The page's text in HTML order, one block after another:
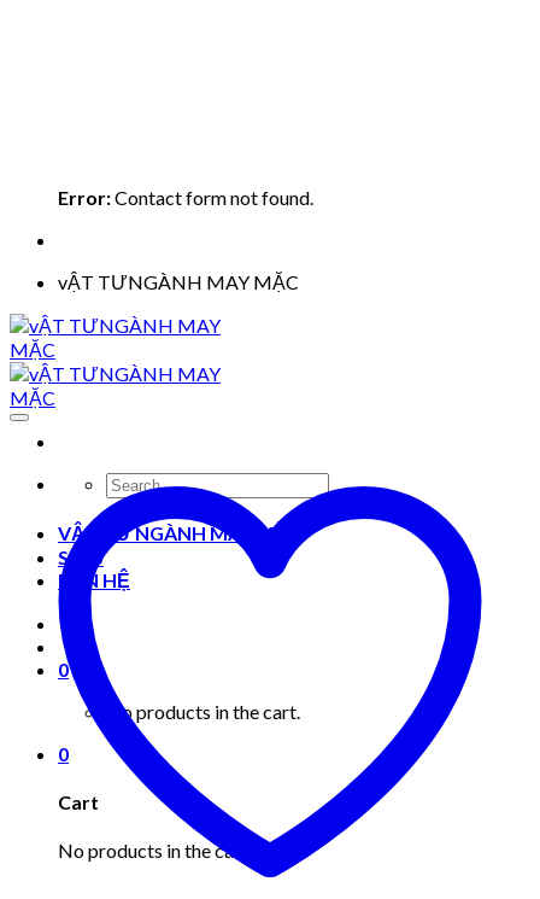
Error:Contact form not found.
vẬT TƯNGÀNH MAY MẶC
Search
for:
VẬT TƯ NGÀNH MAY MẶC
Shop
LIÊN HỆ
0
No products in the cart.
0
Cart
No products in the cart.